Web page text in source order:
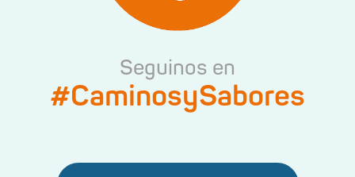
Seguinos en
#CaminosySabores